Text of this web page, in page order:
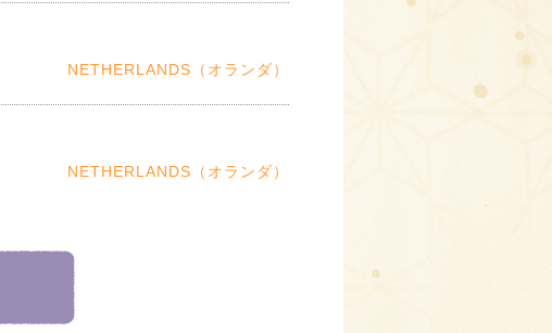
NETHERLANDS（オランダ）
NETHERLANDS（オランダ）